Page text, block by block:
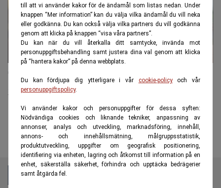
till att vi använder kakor för de ändamål som listas nedan. Under
knappen “Mer information” kan du välja vilka ändamål du vill neka
eller godkänna. Du kan också välja vilka partners du vill godkänna
genom att klicka på knappen “visa våra partners”.
Du kan när du vill återkalla ditt samtycke, invända mot
personuppgiftsbehandling samt justera dina val genom att klicka
på “hantera kakor” på denna webbplats.
Du kan fördjupa dig ytterligare i vår cookie-policyoch vår
personuppgiftspolicy.
Vi använder kakor och personuppgifter för dessa syften:
Nödvändiga cookies och liknande tekniker, anpassning av
annonser, analys och utveckling, marknadsföring, innehåll,
annons- och innehållsmätning, målgruppsstatistik,
produktutveckling, uppgifter om geografisk positionering,
identifiering via enheten, lagring och åtkomst till information på en
enhet, säkerställa säkerhet, förhindra och upptäcka bedrägerier
samt åtgärda fel.
Tesla gasade trots autopilot: Körde ihjäl
22-årig kvinna